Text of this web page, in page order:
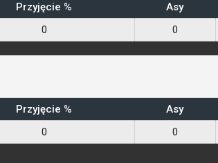
Przyjęcie % Asy
0 0
Przyjęcie % Asy
0 0